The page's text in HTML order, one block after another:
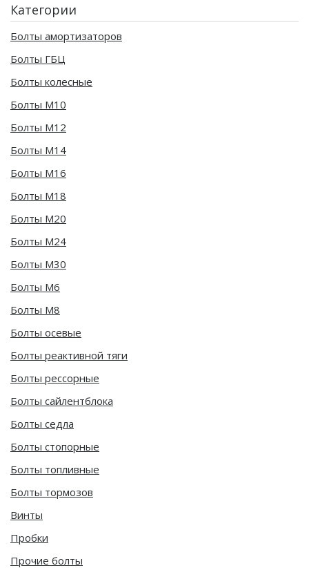
Категории
Болты амортизаторов
Болты ГБЦ
Болты колесные
Болты М10
Болты М12
Болты М14
Болты М16
Болты М18
Болты М20
Болты М24
Болты М30
Болты М6
Болты М8
Болты осевые
Болты реактивной тяги
Болты рессорные
Болты сайлентблока
Болты седла
Болты стопорные
Болты топливные
Болты тормозов
Винты
Пробки
Прочие болты